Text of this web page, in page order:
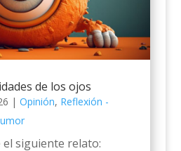
de los ojos
| Opinión, Reflexión -
siguiente relato: